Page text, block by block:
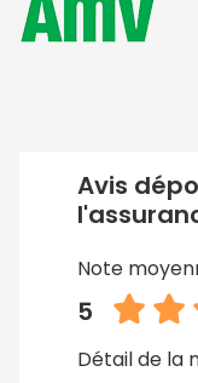
Avis
Note
5
Détail de la